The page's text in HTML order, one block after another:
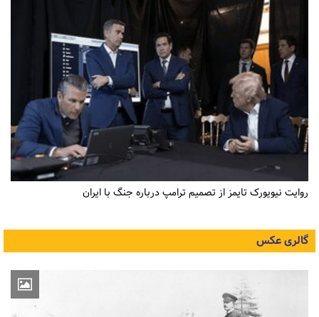
روایت نیویورک تایمز از تصمیم ترامپ درباره جنگ با ایران
گالری عکس